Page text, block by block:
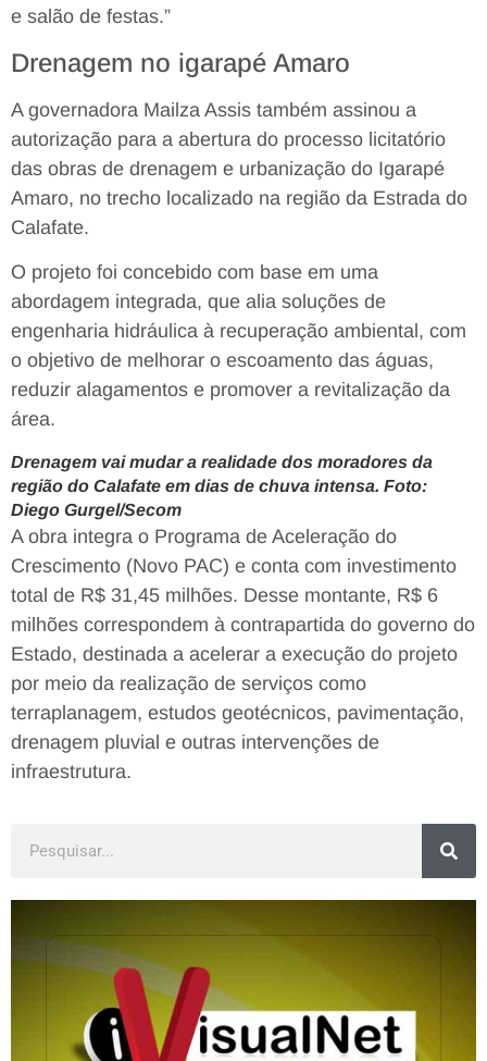
e salão de festas.”
Drenagem no igarapé Amaro
A governadora Mailza Assis também assinou a
autorização para a abertura do processo licitatório
das obras de drenagem e urbanização do Igarapé
Amaro, no trecho localizado na região da Estrada do
Calafate.
O projeto foi concebido com base em uma
abordagem integrada, que alia soluções de
engenharia hidráulica à recuperação ambiental, com
o objetivo de melhorar o escoamento das águas,
reduzir alagamentos e promover a revitalização da
área.
Drenagem vai mudar a realidade dos moradores da
região do Calafate em dias de chuva intensa. Foto:
Diego Gurgel/Secom
A obra integra o Programa de Aceleração do
Crescimento (Novo PAC) e conta com investimento
total de R$ 31,45 milhões. Desse montante, R$ 6
milhões correspondem à contrapartida do governo do
Estado, destinada a acelerar a execução do projeto
por meio da realização de serviços como
terraplanagem, estudos geotécnicos, pavimentação,
drenagem pluvial e outras intervenções de
infraestrutura.